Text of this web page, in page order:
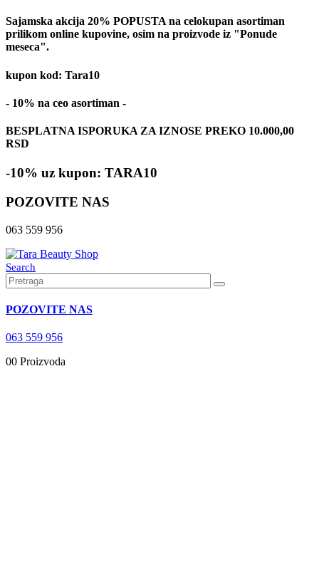
Sajamska akcija 20% POPUSTA na celokupan asortiman
prilikom online kupovine, osim na proizvode iz "Ponude
meseca".
kupon kod: Tara10
- 10% na ceo asortiman -
BESPLATNA ISPORUKA ZA IZNOSE PREKO 10.000,00
RSD
-10% uz kupon: TARA10
POZOVITE NAS
063 559 956
Search
POZOVITE NAS
063 559 956
00 Proizvoda